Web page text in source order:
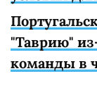
"Таврию"
команды в